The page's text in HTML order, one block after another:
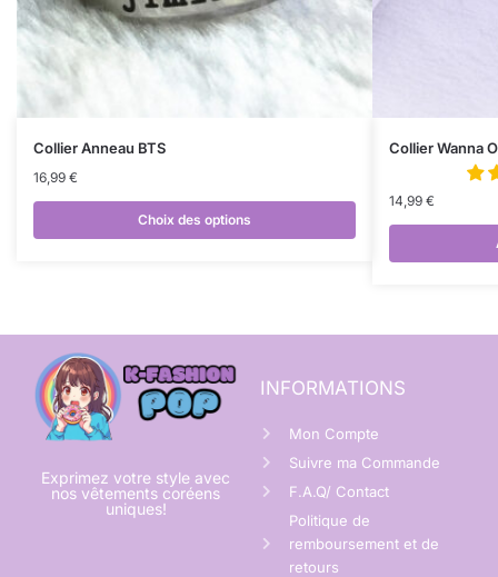
Collier Anneau BTS
16,99 €
Choix des options
Collier Wanna
14,99 €
Exprimez votre style avec
nos vêtements coréens
uniques!
INFORMATIONS
Mon Compte
Suivre ma Commande
F.A.Q/ Contact
Politique de
remboursement et de
retours